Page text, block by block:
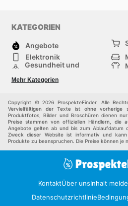
KATEGORIEN
Angebote
Elektronik
Gesundheit und
Sportartikel und
Einkaufzentren
Mehr Kategorien
Copyright © 2026 ProspekteFinder. Alle
Vervielfältigen der Texte ist ohne vorherige
Produktfotos, Bilder und Broschüren dienen
Preise stammen von offiziellen Händlern, die
Angebote gelten ab und bis zum Ablaufdatum
Zweck dieser Website ist informativ und
Produkte zu beanspruchen. Die Preise können je
KontaktÜber unsInhalt
Datenschutzrichtlinie